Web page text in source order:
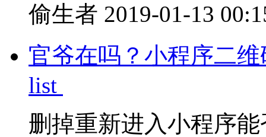
偷生者 2019-01-13
官爷在吗？小程序二
list
删掉重新进入小程序